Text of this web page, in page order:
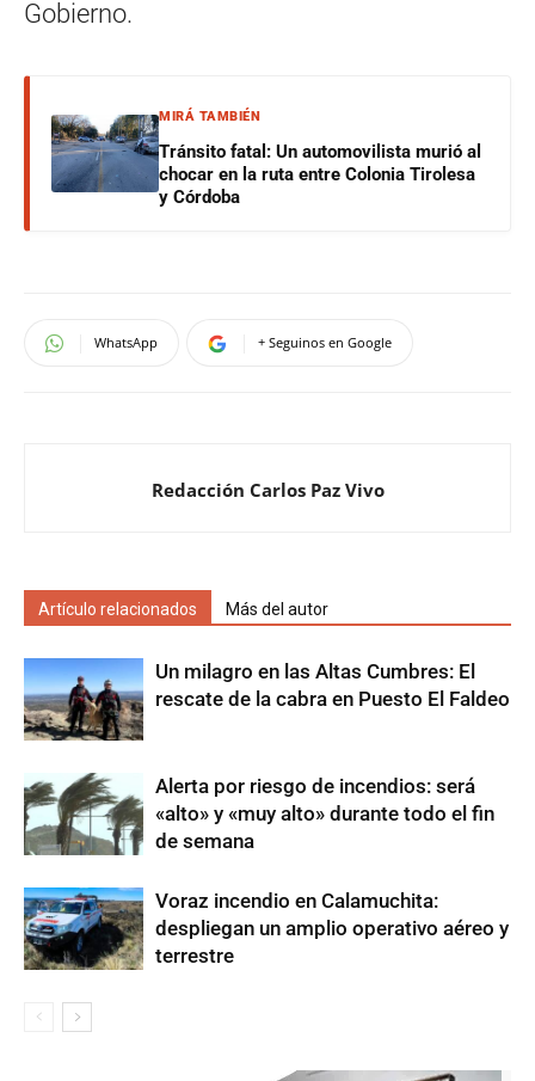
Gobierno.
MIRÁ TAMBIÉN
Tránsito fatal: Un automovilista murió al
chocar en la ruta entre Colonia Tirolesa
y Córdoba
WhatsApp + Seguinos en Google
Redacción Carlos Paz Vivo
Artículo relacionados Más del autor
Un milagro en las Altas Cumbres: El
rescate de la cabra en Puesto El Faldeo
Alerta por riesgo de incendios: será
«alto» y «muy alto» durante todo el fin
de semana
Voraz incendio en Calamuchita:
despliegan un amplio operativo aéreo y
terrestre